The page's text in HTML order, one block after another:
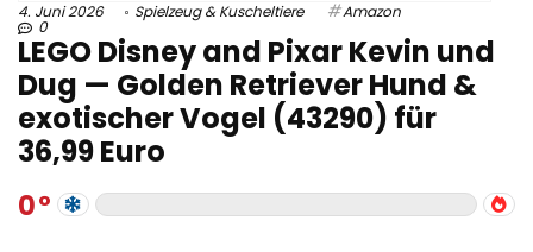
4. Juni 2026 Spielzeug & Kuscheltiere Amazon
0
LEGO Disney and Pixar Kevin und
Dug — Golden Retriever Hund &
exotischer Vogel (43290) für
36,99 Euro
0